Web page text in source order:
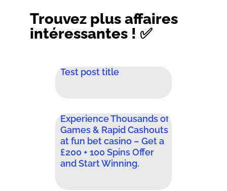
Trouvez plus affaires
intéressantes ! ✅
Test post title
Experience Thousands of
Games & Rapid Cashouts
at fun bet casino – Get a
£200 + 100 Spins Offer
and Start Winning.